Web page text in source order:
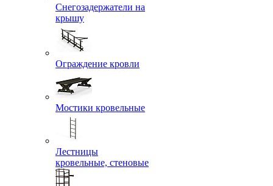
Снегозадержатели на
крышу
Ограждение кровли
Мостики кровельные
Лестницы
кровельные, стеновые